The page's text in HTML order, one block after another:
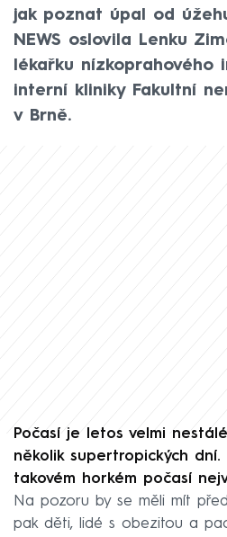
jak poznat úpal od
NEWS oslovila Lenku
lékařku nízkoprahového
interní kliniky Fakultní
v Brně.
Počasí je letos velmi
několik supertropických
takovém horkém počasí
Na pozoru by se měli mít
pak děti, lidé s obezitou a